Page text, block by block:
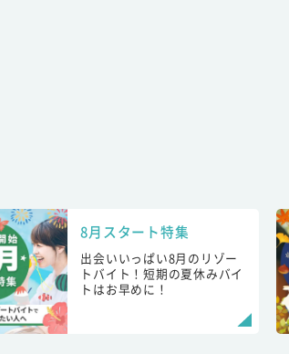
8月スタート特集
出会いいっぱい8月のリゾー
トバイト！短期の夏休みバイ
トはお早めに！